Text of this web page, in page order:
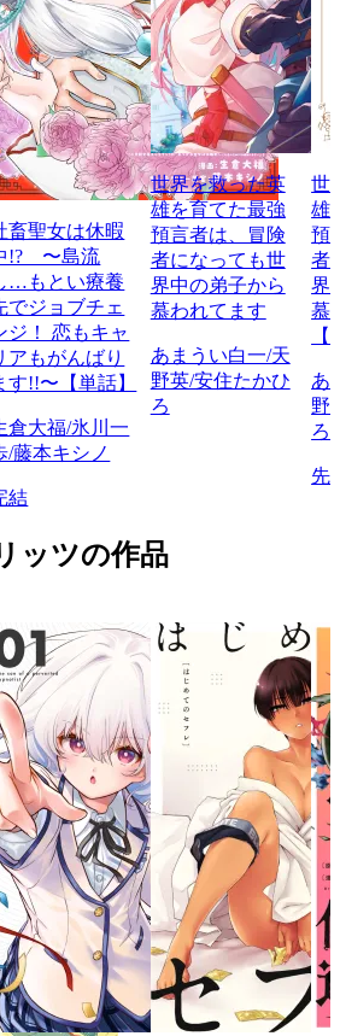
畜聖女は休暇
!? 〜島流
…もとい療養
でジョブチェ
ジ！ 恋もキャ
アもがんばり
す!!〜【単話】
倉大福/氷川一
/藤本キシノ
結
世界を救った英
雄を育てた最強
預言者は、冒険
者になっても世
界中の弟子から
慕われてます
あまうい白一/天
野英/安住たかひ
ろ
世
雄
預
者
界
慕
あ
野
ろ
先
ッツの作品